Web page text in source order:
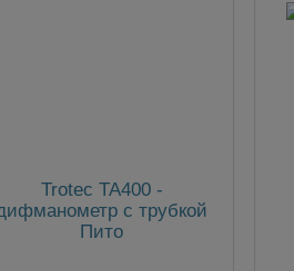
Trotec TA400 -
с трубкой
Пито